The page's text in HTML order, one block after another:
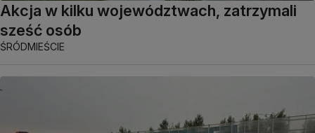
Akcja w kilku województwach, zatrzymali
sześć osób
ŚRÓDMIEŚCIE